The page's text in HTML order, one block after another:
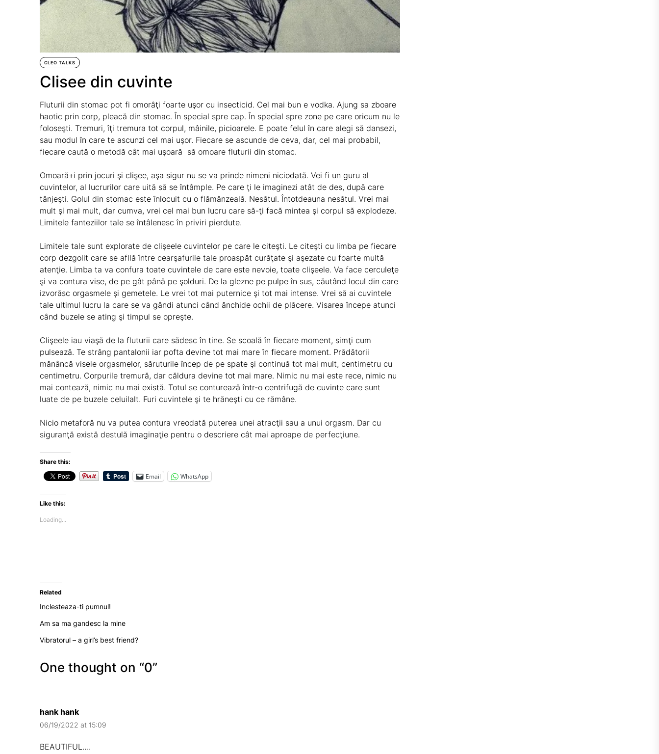
CLEO TALKS
Clisee din cuvinte
Fluturii din stomac pot fi omorâţi foarte uşor cu insecticid. Cel mai bun e vodka. Ajung sa zboare
haotic prin corp, pleacă din stomac. În special spre cap. În special spre zone pe care oricum nu le
foloseşti. Tremuri, îţi tremura tot corpul, mâinile, picioarele. E poate felul în care alegi să dansezi,
sau modul în care te ascunzi cel mai uşor. Fiecare se ascunde de ceva, dar, cel mai probabil,
fiecare caută o metodă cât mai uşoară să omoare fluturii din stomac.
Omoară+i prin jocuri şi clişee, aşa sigur nu se va prinde nimeni niciodată. Vei fi un guru al
cuvintelor, al lucrurilor care uită să se întâmple. Pe care ţi le imaginezi atât de des, după care
tânjeşti. Golul din stomac este înlocuit cu o flămânzeală. Nesătul. Întotdeauna nesătul. Vrei mai
mult şi mai mult, dar cumva, vrei cel mai bun lucru care să-ţi facă mintea şi corpul să explodeze.
Limitele fanteziilor tale se întâlenesc în priviri pierdute.
Limitele tale sunt explorate de clişeele cuvintelor pe care le citeşti. Le citeşti cu limba pe fiecare
corp dezgolit care se afllă între cearşafurile tale proaspăt curăţate şi aşezate cu foarte multă
atenţie. Limba ta va confura toate cuvintele de care este nevoie, toate clişeele. Va face cerculeţe
şi va contura vise, de pe gât până pe şolduri. De la glezne pe pulpe în sus, căutând locul din care
izvorăsc orgasmele şi gemetele. Le vrei tot mai puternice şi tot mai intense. Vrei să ai cuvintele
tale ultimul lucru la care se va gândi atunci când ănchide ochii de plăcere. Visarea începe atunci
când buzele se ating şi timpul se opreşte.
Clişeele iau viaşă de la fluturii care sădesc în tine. Se scoală în fiecare moment, simţi cum
pulsează. Te strâng pantalonii iar pofta devine tot mai mare în fiecare moment. Prădătorii
mănâncă visele orgasmelor, săruturile încep de pe spate şi continuă tot mai mult, centimetru cu
centimetru. Corpurile tremură, dar căldura devine tot mai mare. Nimic nu mai este rece, nimic nu
mai contează, nimic nu mai există. Totul se conturează într-o centrifugă de cuvinte care sunt
luate de pe buzele celuilalt. Furi cuvintele şi te hrăneşti cu ce rămâne.
Nicio metaforă nu va putea contura vreodată puterea unei atracţii sau a unui orgasm. Dar cu
siguranţă există destulă imaginaţie pentru o descriere cât mai aproape de perfecţiune.
Share this:
Email WhatsApp
Like this:
Loading...
Related
Inclesteaza-ti pumnul!
Am sa ma gandesc la mine
Vibratorul – a girl’s best friend?
One thought on “0”
hank hank
06/19/2022 at 15:09
BEAUTIFUL….